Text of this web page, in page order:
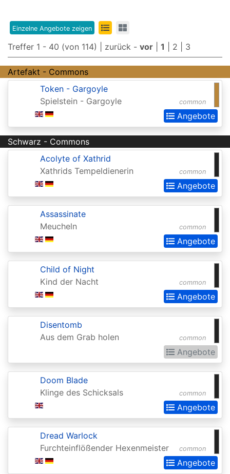
8th
Edition
9th
Edition
Adventures
the
Forgotten
Adventures
the
Forgotten
Realms:
Extras
Aetherdrift
Aetherdrift:
Reborn
Alliances
Amonkhet
Amonkhet
Invocations
Einzelne Angebote zeigen
Treffer 1 - 40 (von 114) | zurück - vor 1 2 3
Artefakt - Commons
common
Token - Gargoyle
Spielstein - Gargoyle
Angebote
Schwarz - Commons
common
Acolyte of Xathrid
Xathrids Tempeldienerin
Angebote
common
Assassinate
Meucheln
Angebote
common
Child of Night
Kind der Nacht
Angebote
common
Disentomb
Aus dem Grab holen
Angebote
common
Doom Blade
Klinge des Schicksals
Angebote
common
Dread Warlock
Furchteinflößender Hexenmeister
Angebote